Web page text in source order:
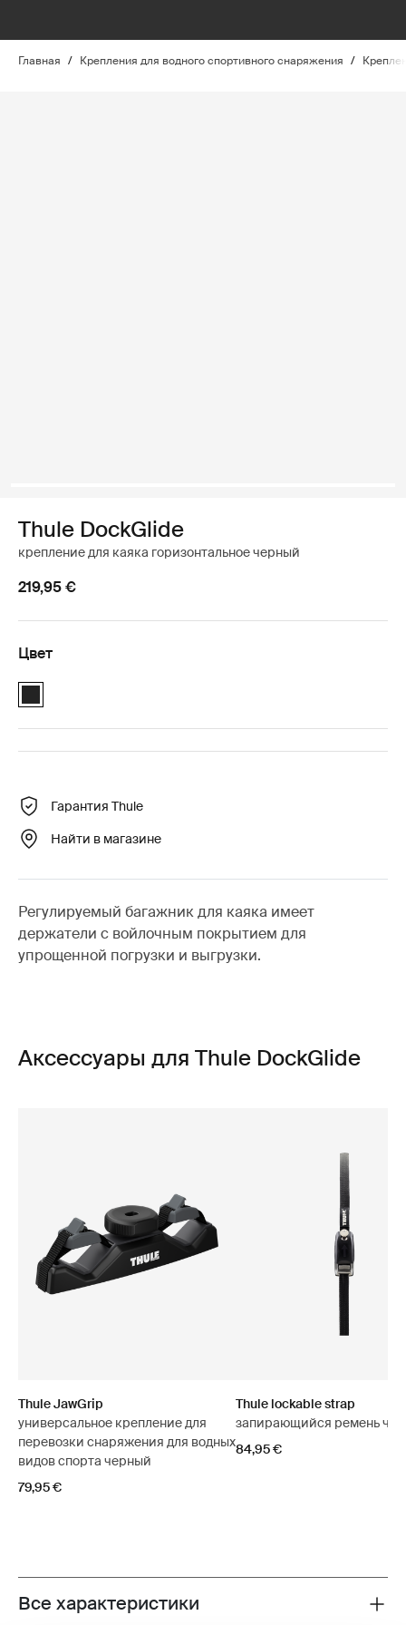
Главная / Крепления для водного спортивного снаряжения /
Thule DockGlide
крепление для каяка горизонтальное черный
219,95 €
Цвет
Thule DockGlide Чёрный (selected)
Гарантия Thule
Найти в магазине
Регулируемый багажник для каяка имеет
держатели с войлочным покрытием для
упрощенной погрузки и выгрузки.
Аксессуары для Thule DockGlide
Thule JawGrip
универсальное крепление для
перевозки снаряжения для водных
видов спорта черный
79,95 €
Thule lockable strap
запирающийся ремень
84,95 €
Toggle features
Все характеристики